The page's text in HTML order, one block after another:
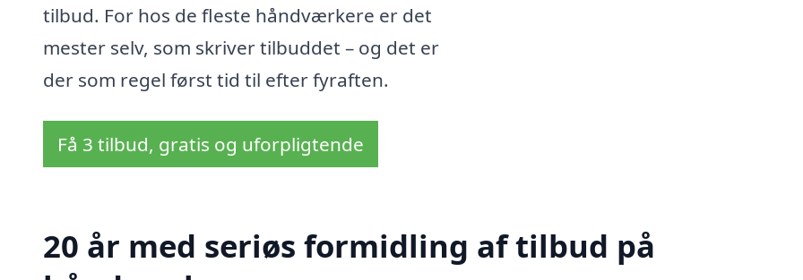
tilbud. For hos de fleste håndværkere er det
mester selv, som skriver tilbuddet – og det er
der som regel først tid til efter fyraften.
Få 3 tilbud, gratis og uforpligtende
20 år med seriøs formidling af tilbud på